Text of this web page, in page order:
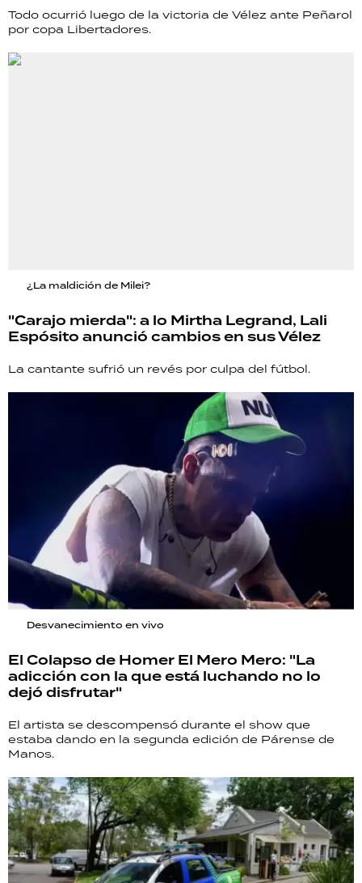
Todo ocurrió luego de la victoria de Vélez ante Peñarol
por copa Libertadores.
¿La maldición de Milei?
"Carajo mierda": a lo Mirtha Legrand, Lali
Espósito anunció cambios en sus Vélez
La cantante sufrió un revés por culpa del fútbol.
Desvanecimiento en vivo
El Colapso de Homer El Mero Mero: "La
adicción con la que está luchando no lo
dejó disfrutar"
El artista se descompensó durante el show que
estaba dando en la segunda edición de Párense de
Manos.